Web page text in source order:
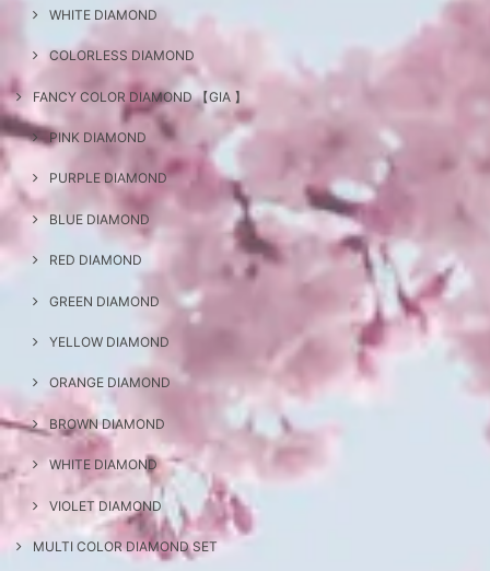
WHITE DIAMOND
COLORLESS DIAMOND
FANCY COLOR DIAMOND 【GIA 】
PINK DIAMOND
PURPLE DIAMOND
BLUE DIAMOND
RED DIAMOND
GREEN DIAMOND
YELLOW DIAMOND
ORANGE DIAMOND
BROWN DIAMOND
WHITE DIAMOND
VIOLET DIAMOND
MULTI COLOR DIAMOND SET